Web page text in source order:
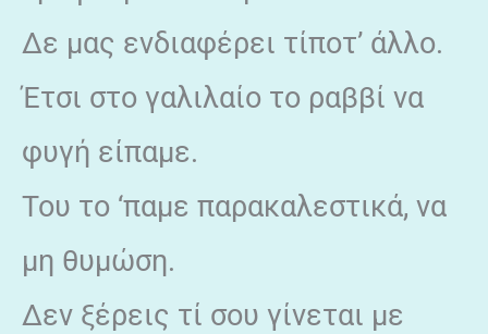
Δε μας ενδιαφέρει τίποτ’ άλλο.
Έτσι στο γαλιλαίο το ραββί να
φυγή είπαμε.
Του το ‘παμε παρακαλεστικά, να
μη θυμώση.
Δεν ξέρεις τί σου γίνεται με